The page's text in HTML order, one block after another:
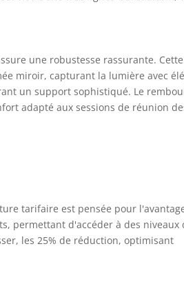
une robustesse rassurante.
miroir, capturant la lumière avec
un support sophistiqué. Le
adapté aux sessions de réunion
tarifaire est pensée pour
permettant d'accéder à des niveaux
les 25% de réduction, optimisant